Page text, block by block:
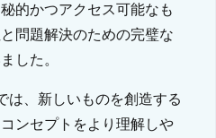
的かつアクセス可能なも
問題解決のための完璧な
した。
、新しいものを創造する
ンセプトをより理解しや